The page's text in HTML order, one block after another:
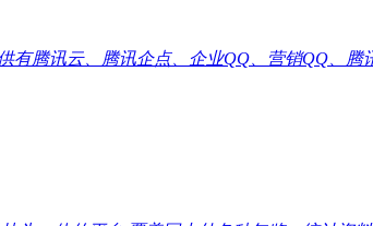
腾讯云、腾讯企点、企业QQ、营销QQ、腾